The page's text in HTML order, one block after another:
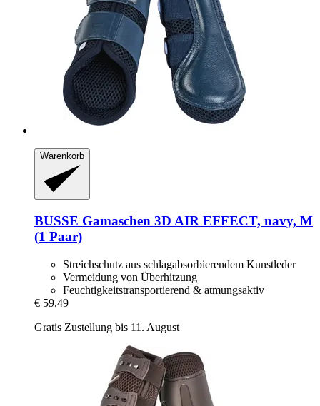
Warenkorb
BUSSE Gamaschen 3D AIR EFFECT, navy, M
(1 Paar)
Streichschutz aus schlagabsorbierendem Kunstleder
Vermeidung von Überhitzung
Feuchtigkeitstransportierend & atmungsaktiv
€ 59,49
Gratis Zustellung bis 11. August